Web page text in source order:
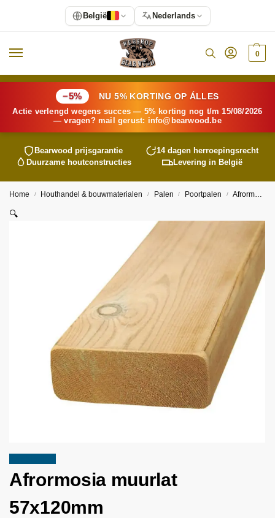
0
−5% NU 5% KORTING OP ÁLLES
Actie verlengd wegens succes — 5% korting nog t/m 15/08/2026
— vragen? mail gerust: info@ bearwood.be
Bearwood prijsgarantie
14 dagen herroepingsrecht
Duurzame houtconstructies
Levering in België
Home / Houthandel & bouwmaterialen / Palen / Poortpalen / Afrormosia muurlat 57x120mm
🔍
Afrormosia muurlat
57x120mm
België Nederlands